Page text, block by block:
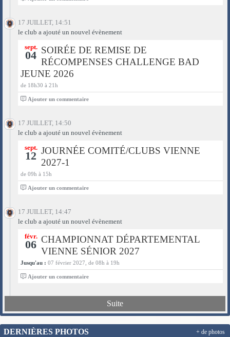
17 JUILLET, 14:51
le club a ajouté un nouvel évènement
sept.
04 SOIRÉE DE REMISE DE
RÉCOMPENSES CHALLENGE BAD
JEUNE 2026
de 18h30 à 21h
0 Ajouter un commentaire
17 JUILLET, 14:50
le club a ajouté un nouvel évènement
sept.
12 JOURNÉE COMITÉ/CLUBS VIENNE
2027-1
de 09h à 15h
0 Ajouter un commentaire
17 JUILLET, 14:47
le club a ajouté un nouvel évènement
févr.
06 CHAMPIONNAT DÉPARTEMENTAL
VIENNE SÉNIOR 2027
Jusqu'au : 07 février 2027, de 08h à 19h
0 Ajouter un commentaire
Suite
DERNIÈRES PHOTOS + de photos